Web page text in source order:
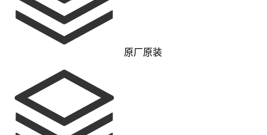
原厂原装